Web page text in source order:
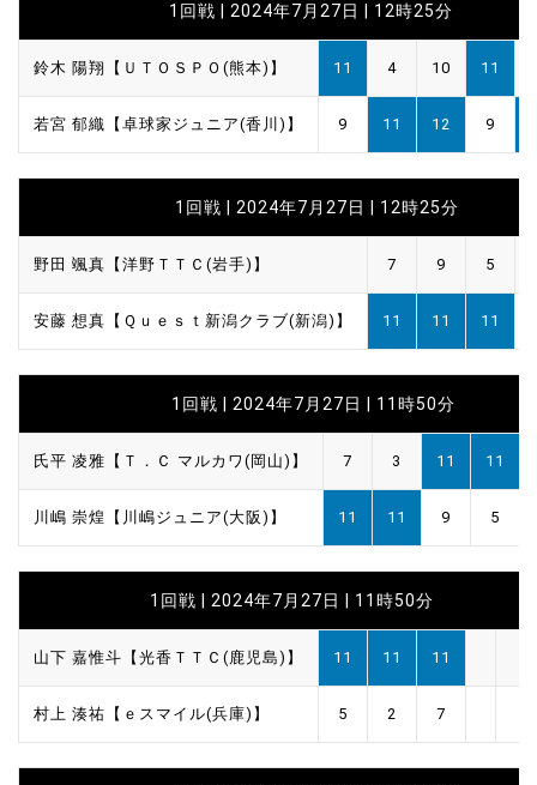
1回戦 | 2024年7月27日 | 12時25分
鈴木 陽翔【ＵＴＯＳＰＯ(熊本)】 11 4 10 11
若宮 郁織【卓球家ジュニア(香川)】 9 11 12 9
1回戦 | 2024年7月27日 | 12時25分
野田 颯真【洋野ＴＴＣ(岩手)】 7 9 5
安藤 想真【Ｑｕｅｓｔ新潟クラブ(新潟)】 11 11 11
1回戦 | 2024年7月27日 | 11時50分
氏平 凌雅【Ｔ．Ｃ マルカワ(岡山)】 7 3 11 11
川嶋 崇煌【川嶋ジュニア(大阪)】 11 11 9 5
1回戦 | 2024年7月27日 | 11時50分
山下 嘉惟斗【光香ＴＴＣ(鹿児島)】 11 11 11
村上 湊祐【ｅスマイル(兵庫)】 5 2 7